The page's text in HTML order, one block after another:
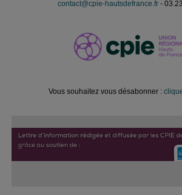
contact@cpie-hautsdefrance.fr -
Vous souhaitez vous désabonner :